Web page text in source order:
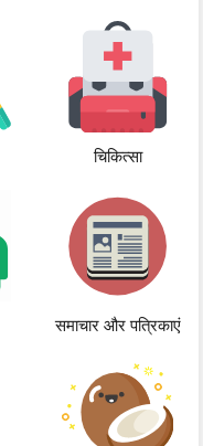
चिकित्सा
समाचार और पत्रिकाएं